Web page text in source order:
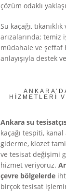
çözüm odaklı
Su kaçağı,
arızalarında; temiz
müdahale ve şeffaf
anlayışıyla destek
HİZMETLERİ
Ankara su
kaçağı tespiti, kanal
giderme, klozet
ve tesisat değişimi
hizmet veriyoruz.
çevre bölgelerde
birçok tesisat